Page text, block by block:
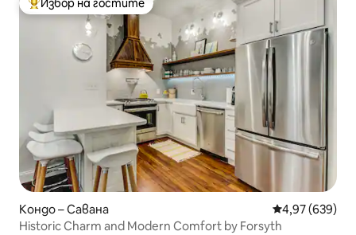
Най-популярен избор на гостите
Избор на гостите
Кондо – Савана Средна
4,97 (639)
Historic Charm and Modern Comfort by Forsyth